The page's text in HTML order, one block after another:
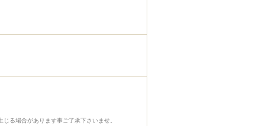
る場合があります事ご了承下さいませ。